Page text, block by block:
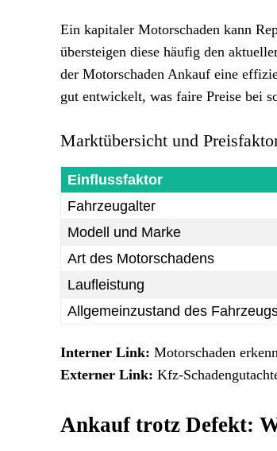
Ein kapitaler Motorschaden kann
übersteigen diese häufig den
der Motorschaden Ankauf eine
gut entwickelt, was faire Preise bei
Marktübersicht und
Einflussfaktor
Fahrzeugalter
Modell und Marke
Art des Motorschadens
Laufleistung
Allgemeinzustand des
Interner Link: Motorschaden
Externer Link: Kfz-
Ankauf trotz Defekt: